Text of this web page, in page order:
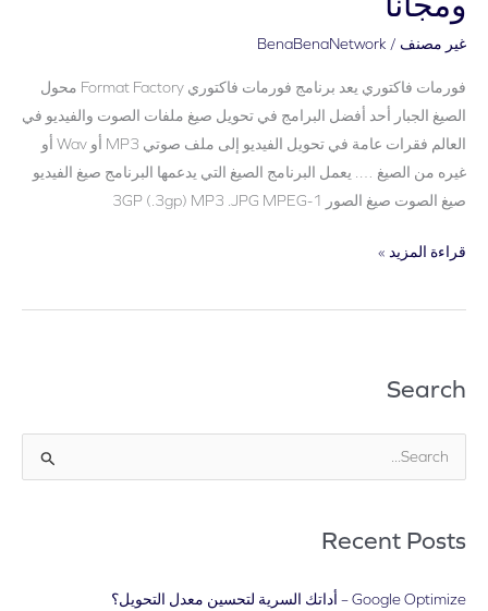
غير مصنف /
BenaBenaNetwork
فورمات فاكتوري يعد برنامج فورمات فاكتوري Format Factory محول
الصيغ الجبار أحد أفضل البرامج في تحويل صيغ ملفات الصوت والفيديو في
العالم فقرات عامة في تحويل الفيديو إلى ملف صوتي MP3 أو Wav أو
غيره من الصيغ …. يعمل البرنامج الصيغ التي يدعمها البرنامج صيغ الفيديو
صيغ الصوت صيغ الصور 3GP (.3gp) MP3 .JPG MPEG-1
بسرعة
ومجاناً
قراءة المزيد »
Search
ح
Recent Posts
Google Optimize – أداتك السرية لتحسين معدل التحويل؟